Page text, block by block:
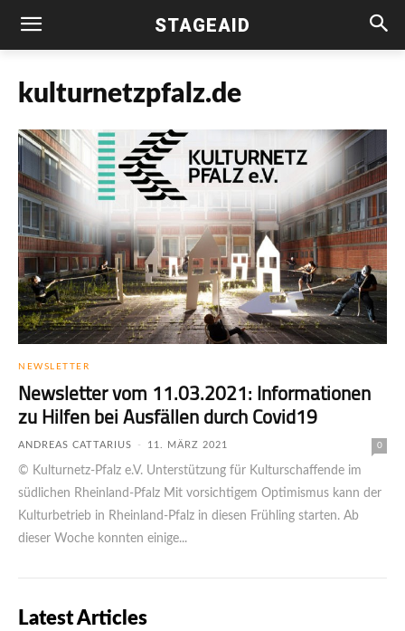
STAGEAID
kulturnetzpfalz.de
NEWSLETTER
Newsletter vom 11.03.2021: Informationen
zu Hilfen bei Ausfällen durch Covid19
ANDREAS CATTARIUS - 11. MÄRZ 2021 0
© Kulturnetz-Pfalz e.V. Unterstützung für Kulturschaffende im
südlichen Rheinland-Pfalz Mit vorsichtigem Optimismus kann der
Kulturbetrieb in Rheinland-Pfalz in diesen Frühling starten. Ab
dieser Woche konnten einige...
Latest Articles